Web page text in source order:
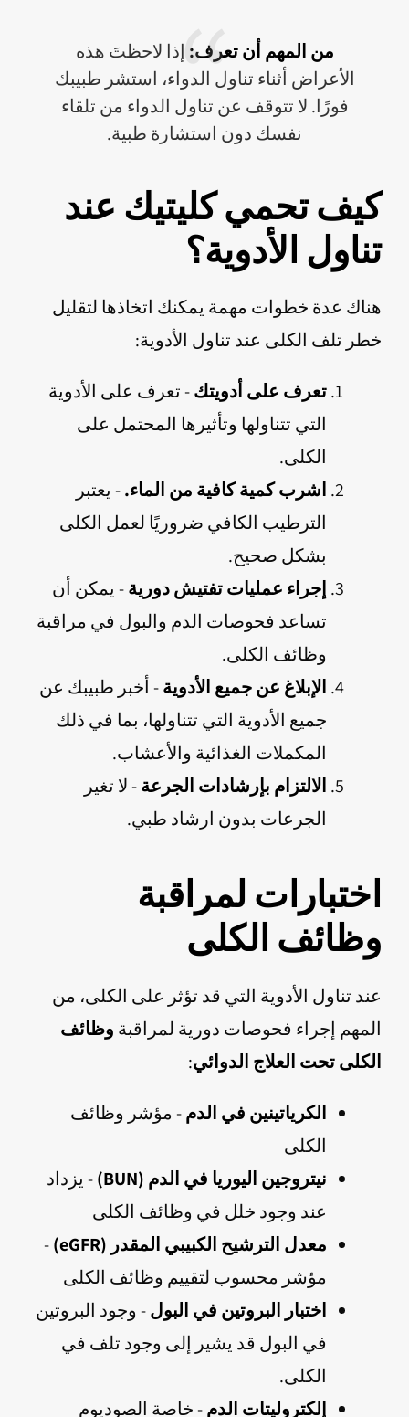
من المهم أن تعرف: إذا لاحظتَ هذه
الأعراض أثناء تناول الدواء، استشر طبيبك
فورًا. لا تتوقف عن تناول الدواء من تلقاء
نفسك دون استشارة طبية.
كيف تحمي كليتيك عند
تناول الأدوية؟
هناك عدة خطوات مهمة يمكنك اتخاذها لتقليل
خطر تلف الكلى عند تناول الأدوية:
تعرف على أدويتك- تعرف على الأدوية
التي تتناولها وتأثيرها المحتمل على
الكلى.
اشرب كمية كافية من الماء.- يعتبر
الترطيب الكافي ضروريًا لعمل الكلى
بشكل صحيح.
إجراء عمليات تفتيش دورية- يمكن أن
تساعد فحوصات الدم والبول في مراقبة
وظائف الكلى.
الإبلاغ عن جميع الأدوية- أخبر طبيبك عن
جميع الأدوية التي تتناولها، بما في ذلك
المكملات الغذائية والأعشاب.
الالتزام بإرشادات الجرعة- لا تغير
الجرعات بدون ارشاد طبي.
اختبارات لمراقبة
وظائف الكلى
عند تناول الأدوية التي قد تؤثر على الكلى، من
المهم إجراء فحوصات دورية لمراقبة وظائف
الكلى تحت العلاج الدوائي:
الكرياتينين في الدم- مؤشر وظائف
الكلى
نيتروجين اليوريا في الدم (BUN)
- يزداد
عند وجود خلل في وظائف الكلى
معدل الترشيح الكبيبي المقدر (eGFR)
-
مؤشر محسوب لتقييم وظائف الكلى
اختبار البروتين في البول- وجود البروتين
في البول قد يشير إلى وجود تلف في
الكلى.
إلكتروليتات الدم- خاصة الصوديوم